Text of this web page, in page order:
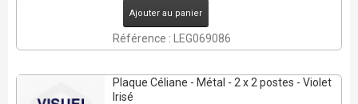
Ajouter au panier
Référence : LEG069086
Plaque Céliane - Métal - 2 x 2 postes - Violet
Irisé